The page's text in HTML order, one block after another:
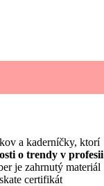
a kaderníčky, ktorí
o trendy v profesii
je zahrnutý materiál
certifikát